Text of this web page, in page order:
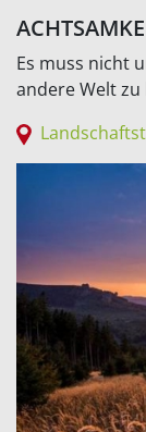
Es muss nicht
andere Welt